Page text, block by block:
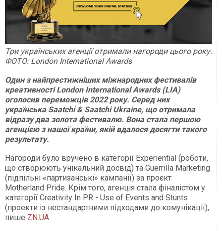
Три українських агенції отримали нагороди цього року.
ФОТО: London International Awards
Один з найпрестижніших міжнародних фестивалів
креативності London International Awards (LIA)
оголосив переможців 2022 року. Серед них
українська Saatchi & Saatchi Ukraine, що отримала
відразу два золота фестивалю. Вона стала першою
агенцією з нашої країни, якій вдалося досягти такого
результату.
Нагороди було вручено в категорії Experiential (роботи,
що створюють унікальний досвід) та Guerrilla Marketing
(підпільні «партизанські» кампанії) за проєкт
Motherland Pride. Крім того, агенція стала фіналістом у
категорії Creativity In PR - Use of Events and Stunts
(проекти із нестандартними підходами до комунікації),
пише ZN.UA